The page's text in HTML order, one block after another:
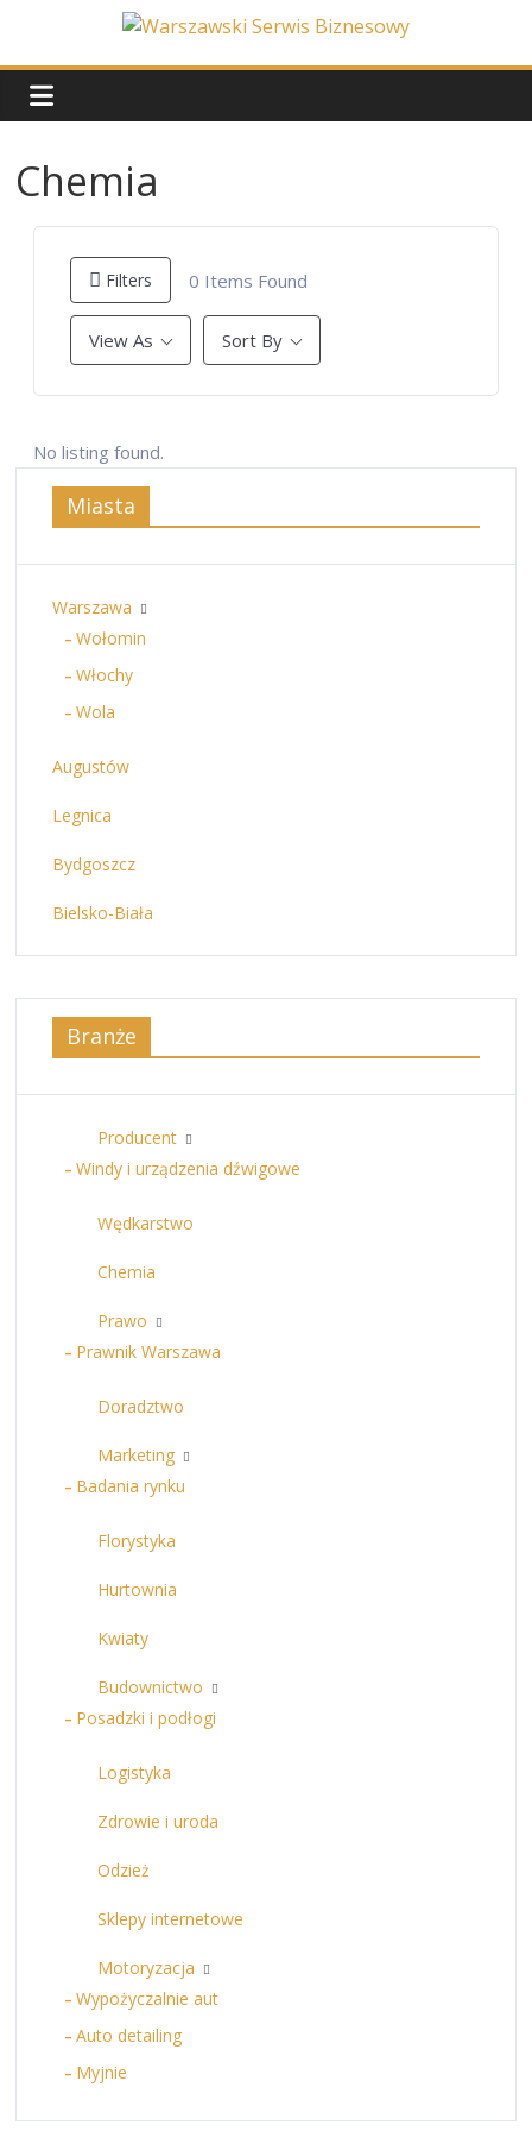
content
Warszawski
Serwis
Biznesowy
Wydarzenia
Chemia
Filters 0 Items Found
View As Sort By
No listing found.
Miasta
Warszawa
Wołomin
Włochy
Wola
Augustów
Legnica
Bydgoszcz
Bielsko-Biała
Branże
Producent
Windy i urządzenia dźwigowe
Wędkarstwo
Chemia
Prawo
Prawnik Warszawa
Doradztwo
Marketing
Badania rynku
Florystyka
Hurtownia
Kwiaty
Budownictwo
Posadzki i podłogi
Logistyka
Zdrowie i uroda
Odzież
Sklepy internetowe
Motoryzacja
Wypożyczalnie aut
Auto detailing
Myjnie